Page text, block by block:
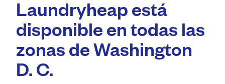
Para muchos residentes, es una opción más
conveniente y que ahorra tiempo.
de gran capacidad adecuadas para artículos
voluminosos como edredones, mantas y
cortinas. Como alternativa, Laundryheap
puede encargarse de estos artículos de forma
profesional y devolverlos listos para usar en
24 horas.
Laundryheap está
disponible en todas las
zonas de Washington
D. C.